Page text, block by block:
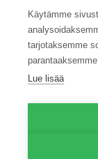
Twitter Facebook
© 2026 ProAgria.
Käytämme
tarjotaksemme
Lue lisää